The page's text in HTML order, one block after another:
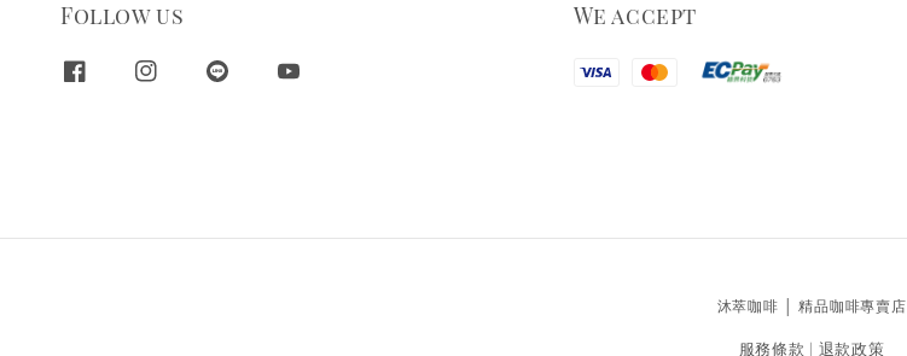
Follow us We accept
沐萃咖啡 │ 精品咖啡專賣店
服務條款 | 退款政策